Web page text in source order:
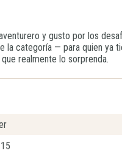
y gusto por los
la categoría — para quien ya
realmente lo sorprenda.